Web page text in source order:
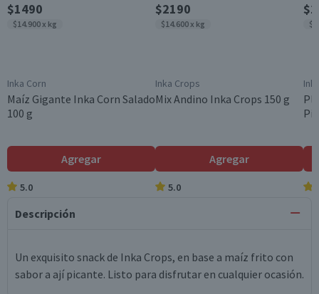
$1490
$14.900 x kg
Inka Corn
Maíz Gigante Inka Corn Salado
100 g
Agregar
5.0
$2190
$14.600 x kg
Inka Crops
Mix Andino Inka Crops 150 g
Agregar
5.0
Descripción
Un exquisito snack de Inka Crops, en base a maíz frito con
sabor a ají picante. Listo para disfrutar en cualquier ocasión.